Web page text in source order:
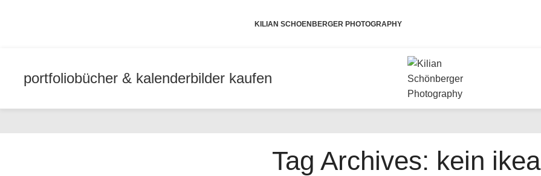
KILIAN SCHOENBERGER PHOTOGRAPHY
portfoliobücher & kalenderbilder kaufen
Tag Archives: kein ikea